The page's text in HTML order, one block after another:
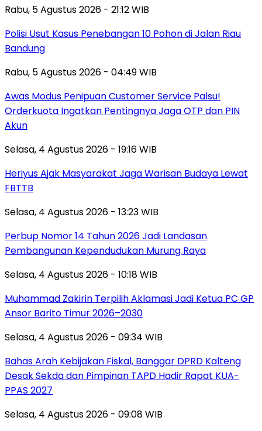
Rabu, 5 Agustus 2026 - 21:12 WIB
Polisi Usut Kasus Penebangan 10 Pohon di Jalan Riau
Bandung
Rabu, 5 Agustus 2026 - 04:49 WIB
Awas Modus Penipuan Customer Service Palsu!
Orderkuota Ingatkan Pentingnya Jaga OTP dan PIN
Akun
Selasa, 4 Agustus 2026 - 19:16 WIB
Heriyus Ajak Masyarakat Jaga Warisan Budaya Lewat
FBTTB
Selasa, 4 Agustus 2026 - 13:23 WIB
Perbup Nomor 14 Tahun 2026 Jadi Landasan
Pembangunan Kependudukan Murung Raya
Selasa, 4 Agustus 2026 - 10:18 WIB
Muhammad Zakirin Terpilih Aklamasi Jadi Ketua PC GP
Ansor Barito Timur 2026–2030
Selasa, 4 Agustus 2026 - 09:34 WIB
Bahas Arah Kebijakan Fiskal, Banggar DPRD Kalteng
Desak Sekda dan Pimpinan TAPD Hadir Rapat KUA-
PPAS 2027
Selasa, 4 Agustus 2026 - 09:08 WIB